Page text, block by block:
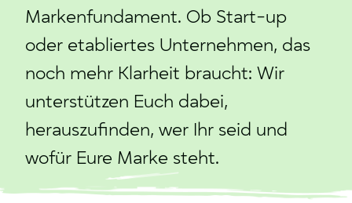
Markenfundament. Ob Start-up
oder etabliertes Unternehmen, das
noch mehr Klarheit braucht: Wir
unterstützen Euch dabei,
herauszufinden, wer Ihr seid und
wofür Eure Marke steht.